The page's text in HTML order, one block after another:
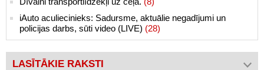
iAuto aculiecinieks: Sadursme, aktuālie negadījumi un
policijas darbs, sūti video (LIVE) (28)
LASĪTĀKIE RAKSTI